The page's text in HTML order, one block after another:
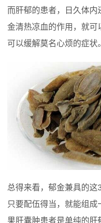
而肝郁的患者，日久体
金清热凉血的作用，就可
可以缓解莫名心烦的症状。
总得来看，郁金兼具的
只要配伍得当，就能组
果肝囊肿患者是单纯的